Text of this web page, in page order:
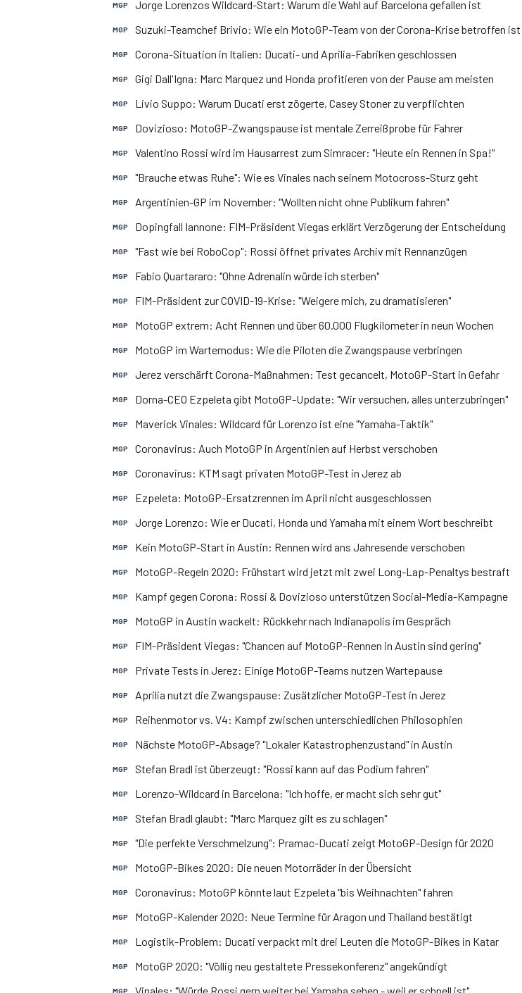
MGP Jorge Lorenzos Wildcard-Start: Warum die Wahl auf Barcelona gefallen ist
MGP Suzuki-Teamchef Brivio: Wie ein MotoGP-Team von der Corona-Krise betroffen ist
MGP Corona-Situation in Italien: Ducati- und Aprilia-Fabriken geschlossen
MGP Gigi Dall'Igna: Marc Marquez und Honda profitieren von der Pause am meisten
MGP Livio Suppo: Warum Ducati erst zögerte, Casey Stoner zu verpflichten
MGP Dovizioso: MotoGP-Zwangspause ist mentale Zerreißprobe für Fahrer
MGP Valentino Rossi wird im Hausarrest zum Simracer: "Heute ein Rennen in Spa!"
MGP "Brauche etwas Ruhe": Wie es Vinales nach seinem Motocross-Sturz geht
MGP Argentinien-GP im November: "Wollten nicht ohne Publikum fahren"
MGP Dopingfall Iannone: FIM-Präsident Viegas erklärt Verzögerung der Entscheidung
MGP "Fast wie bei RoboCop": Rossi öffnet privates Archiv mit Rennanzügen
MGP Fabio Quartararo: "Ohne Adrenalin würde ich sterben"
MGP FIM-Präsident zur COVID-19-Krise: "Weigere mich, zu dramatisieren"
MGP MotoGP extrem: Acht Rennen und über 60.000 Flugkilometer in neun Wochen
MGP MotoGP im Wartemodus: Wie die Piloten die Zwangspause verbringen
MGP Jerez verschärft Corona-Maßnahmen: Test gecancelt, MotoGP-Start in Gefahr
MGP Dorna-CEO Ezpeleta gibt MotoGP-Update: "Wir versuchen, alles unterzubringen"
MGP Maverick Vinales: Wildcard für Lorenzo ist eine "Yamaha-Taktik"
MGP Coronavirus: Auch MotoGP in Argentinien auf Herbst verschoben
MGP Coronavirus: KTM sagt privaten MotoGP-Test in Jerez ab
MGP Ezpeleta: MotoGP-Ersatzrennen im April nicht ausgeschlossen
MGP Jorge Lorenzo: Wie er Ducati, Honda und Yamaha mit einem Wort beschreibt
MGP Kein MotoGP-Start in Austin: Rennen wird ans Jahresende verschoben
MGP MotoGP-Regeln 2020: Frühstart wird jetzt mit zwei Long-Lap-Penaltys bestraft
MGP Kampf gegen Corona: Rossi & Dovizioso unterstützen Social-Media-Kampagne
MGP MotoGP in Austin wackelt: Rückkehr nach Indianapolis im Gespräch
MGP FIM-Präsident Viegas: "Chancen auf MotoGP-Rennen in Austin sind gering"
MGP Private Tests in Jerez: Einige MotoGP-Teams nutzen Wartepause
MGP Aprilia nutzt die Zwangspause: Zusätzlicher MotoGP-Test in Jerez
MGP Reihenmotor vs. V4: Kampf zwischen unterschiedlichen Philosophien
MGP Nächste MotoGP-Absage? "Lokaler Katastrophenzustand" in Austin
MGP Stefan Bradl ist überzeugt: "Rossi kann auf das Podium fahren"
MGP Lorenzo-Wildcard in Barcelona: "Ich hoffe, er macht sich sehr gut"
MGP Stefan Bradl glaubt: "Marc Marquez gilt es zu schlagen"
MGP "Die perfekte Verschmelzung": Pramac-Ducati zeigt MotoGP-Design für 2020
MGP MotoGP-Bikes 2020: Die neuen Motorräder in der Übersicht
MGP Coronavirus: MotoGP könnte laut Ezpeleta "bis Weihnachten" fahren
MGP MotoGP-Kalender 2020: Neue Termine für Aragon und Thailand bestätigt
MGP Logistik-Problem: Ducati verpackt mit drei Leuten die MotoGP-Bikes in Katar
MGP MotoGP 2020: "Völlig neu gestaltete Pressekonferenz" angekündigt
MGP